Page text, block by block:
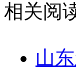
相关阅
山